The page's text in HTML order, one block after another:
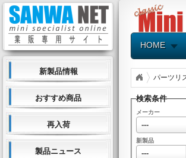
新製品情報
おすすめ商品
再入荷
製品ニュース
HOME
パーツリ
検索条件
メーカー
---
新製品
---